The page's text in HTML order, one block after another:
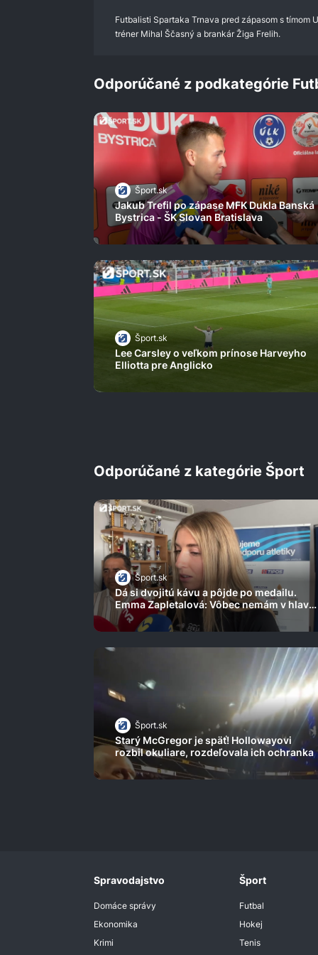
Futbalisti Spartaka Trnava pred zápasom s tímom
tréner Mihal Ščasný a brankár Žiga Frelih.
Odporúčané z podkategórie
Šport.sk
Jakub Trefil po zápase MFK Dukla Banská
Bystrica - ŠK Slovan Bratislava
Šport.sk
Lee Carsley o veľkom prínose Harveyho
Elliotta pre Anglicko
Odporúčané z kategórie Šport
Šport.sk
Dá si dvojitú kávu a pôjde po medailu.
Emma Zapletalová: Vôbec nemám v hlave,
čím som si prešla
Šport.sk
Starý McGregor je späť! Hollowayovi
rozbil okuliare, rozdeľovala ich ochranka
Spravodajstvo
Domáce správy
Ekonomika
Krimi
Šport
Futbal
Hokej
Tenis